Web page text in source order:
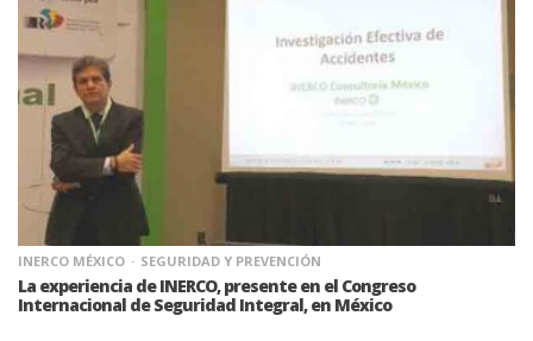
INERCO MÉXICO SEGURIDAD Y PREVENCIÓN
La experiencia de INERCO, presente en el Congreso
Internacional de Seguridad Integral, en México